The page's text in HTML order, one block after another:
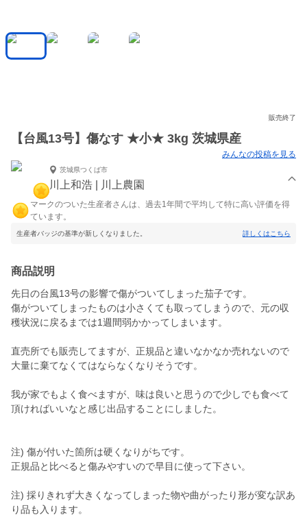
販売終了
【台風13号】傷なす ★小★ 3kg 茨城県産
みんなの投稿を見る
茨城県つくば市
川上和浩 | 川上農園
マークのついた生産者さんは、過去1年間で平均して特に高い評価を得
ています。
生産者バッジの基準が新しくなりました。 詳しくはこちら
商品説明
先日の台風13号の影響で傷がついてしまった茄子です。
傷がついてしまったものは小さくても取ってしまうので、元の収
穫状況に戻るまでは1週間弱かかってしまいます。
直売所でも販売してますが、正規品と違いなかなか売れないので
大量に棄てなくてはならなくなりそうです。
我が家でもよく食べますが、味は良いと思うので少しでも食べて
頂ければいいなと感じ出品することにしました。
注) 傷が付いた箇所は硬くなりがちです。
正規品と比べると傷みやすいので早目に使って下さい。
注) 採りきれず大きくなってしまった物や曲がったり形が変な訳あ
り品も入ります。